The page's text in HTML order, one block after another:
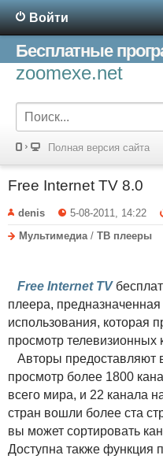
Войти
Бесплатные
zoomexe.net
Полная версия сайта
Free Internet TV 8.0
denis 5-08-2011, 14:22
Мультимедиа / ТВ плееры
Free Internet TV
плеера,
использования, которая
просмотр телевизионных
Авторы предоставляют
просмотр более 1800
всего мира, и 22 канала
стран вошли более ста
вы может сортировать
Доступна также функция